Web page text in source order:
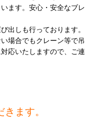
ます。安心・安全なブレ
出しも行っております。
場合でもクレーン等で吊
応いたしますので、ご連
ます。